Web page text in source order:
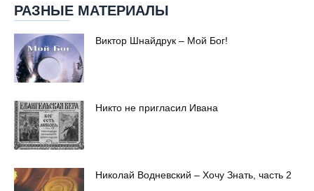
РАЗНЫЕ МАТЕРИАЛЫ
Виктор Шнайдрук – Мой Бог!
Никто не пригласил Ивана
Николай Водневский – Хочу Знать, часть 2